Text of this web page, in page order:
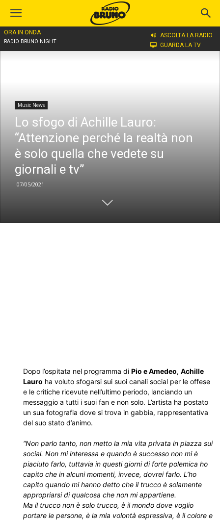
ORA IN ONDA
RADIO BRUNO NIGHT
ASCOLTA LA RADIO
GUARDA LA TV
Home
Music News
Lo sfogo di Achille Lauro:
“Attenzione perché la realtà non
è solo quella che vedete su
giornali e tv”
07/05/2021
Dopo l’ospitata nel programma di Pio e Amedeo, Achille
Lauro ha voluto sfogarsi sui suoi canali social per le offese
e le critiche ricevute nell’ultimo periodo, lanciando un
messaggio a tutti i suoi fan e non solo. L’artista ha postato
un sua fotografia dove si trova in gabbia, rappresentativa
del suo stato d’animo.
“Non parlo tanto, non metto la mia vita privata in piazza sui
social. Non mi interessa e quando è successo non mi è
piaciuto farlo, tuttavia in questi giorni di forte polemica ho
capito che in alcuni momenti, invece, dovrei farlo. L’ho
capito quando mi hanno detto che il trucco è solamente
appropriarsi di qualcosa che non mi appartiene.
Ma il trucco non è solo trucco, è il mondo dove voglio
portare le persone, è la mia volontà espressiva, è il colore e